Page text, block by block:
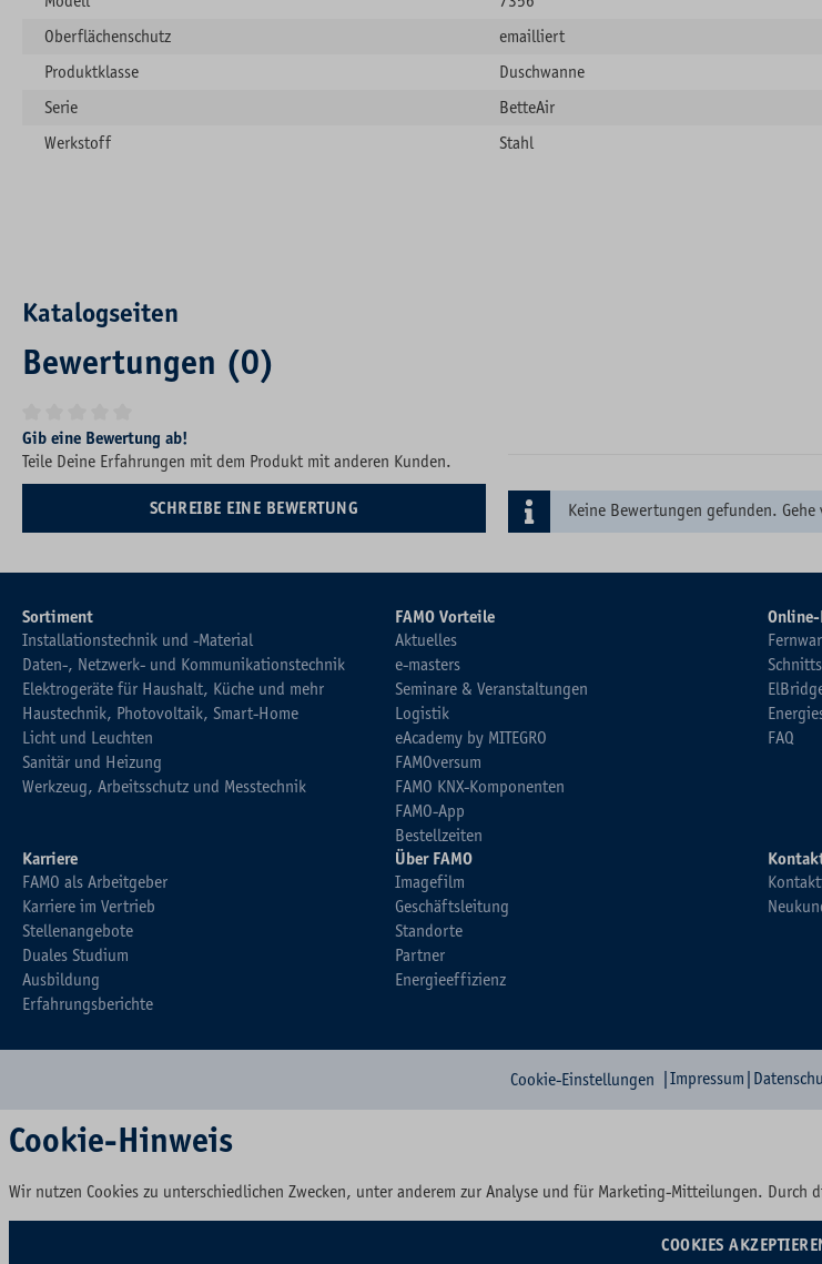
Oberflächenschutz
emailliert
Produktklasse
Duschwanne
Serie
BetteAir
Werkstoff
Stahl
Katalogseiten
Bewertungen (0)
Durchschnittliche Bewertung von 0 von 5 Sternen
Gib eine Bewertung ab!
Teile Deine Erfahrungen mit dem Produkt mit anderen Kunden.
SCHREIBE EINE BEWERTUNG Keine Bewertungen gefunden.
Sortiment
Installationstechnik und -Material
Daten-, Netzwerk- und Kommunikationstechnik
Elektrogeräte für Haushalt, Küche und mehr
Haustechnik, Photovoltaik, Smart-Home
Licht und Leuchten
Sanitär und Heizung
Werkzeug, Arbeitsschutz und Messtechnik
FAMO Vorteile
Aktuelles
e-masters
Seminare & Veranstaltungen
Logistik
eAcademy by MITEGRO
FAMOversum
FAMO KNX-Komponenten
FAMO-App
Bestellzeiten
FAQ
Karriere
FAMO als Arbeitgeber
Karriere im Vertrieb
Stellenangebote
Duales Studium
Ausbildung
Erfahrungsberichte
Über FAMO
Imagefilm
Geschäftsleitung
Standorte
Partner
Energieeffizienz
Cookie-Einstellungen Impressum
Cookie-Hinweis
Wir nutzen Cookies zu unterschiedlichen Zwecken, unter anderem zur Analyse und für Marketing-Mitteilungen. Durch
COOKIES